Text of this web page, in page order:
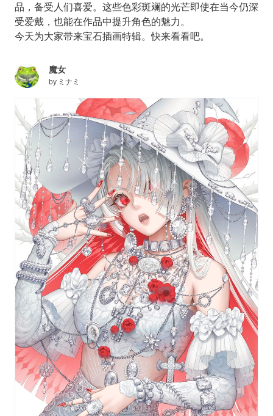
品，备受人们喜爱。这些色彩斑斓的光芒即使在当今仍深
受爱戴，也能在作品中提升角色的魅力。
今天为大家带来宝石插画特辑。快来看看吧。
魔女
by ミナミ